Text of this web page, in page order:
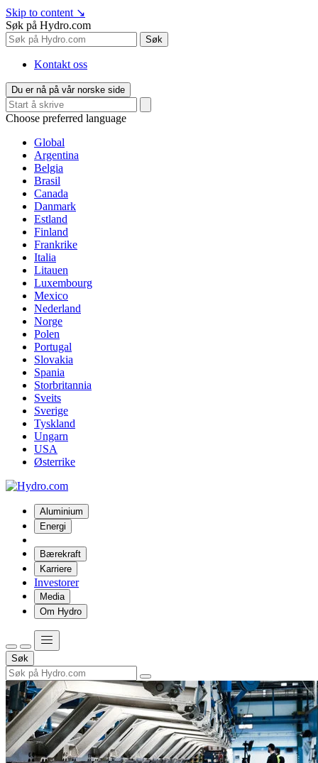
Skip to content ↘
Søk på Hydro.com
Søk
Kontakt oss
Du er nå på vår norske side
Choose preferred language
Global
Argentina
Belgia
Brasil
Canada
Danmark
Estland
Finland
Frankrike
Italia
Litauen
Luxembourg
Mexico
Nederland
Norge
Polen
Portugal
Slovakia
Spania
Storbritannia
Sveits
Sverige
Tyskland
Ungarn
USA
Østerrike
Aluminium
Energi
Bærekraft
Karriere
Investorer
Media
Om Hydro
Søk